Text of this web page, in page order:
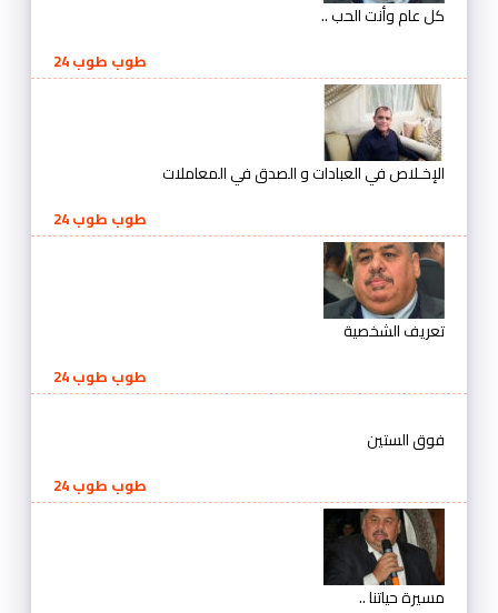
كل عام وأنت الحب ..
طوب طوب 24
الإخـلاص في العبادات و الصدق في المعاملات
طوب طوب 24
تعريف الشخصية
طوب طوب 24
فوق الستين
طوب طوب 24
مسيرة حياتنا ..